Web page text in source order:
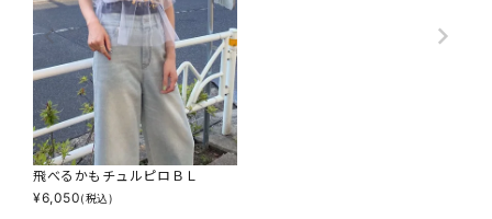
飛べるかもチュルピロＢＬ
¥6,050(税込)